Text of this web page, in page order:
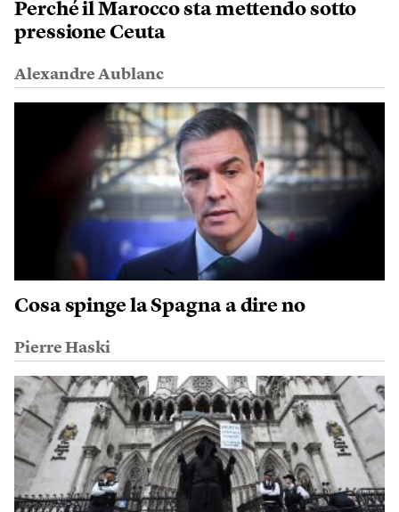
Perché il Marocco sta mettendo sotto
pressione Ceuta
Alexandre Aublanc
Cosa spinge la Spagna a dire no
Pierre Haski